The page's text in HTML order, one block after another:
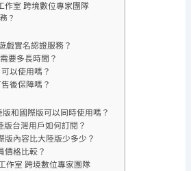
作室 跨境數位專家團隊
？
戲實名認證服務？
要多長時間？
以使用嗎？
後保障嗎？
和國際版可以同時使用嗎？
版台灣用戶如何訂閱？
版內容比大陸版少多少？
價格比較？
作室 跨境數位專家團隊